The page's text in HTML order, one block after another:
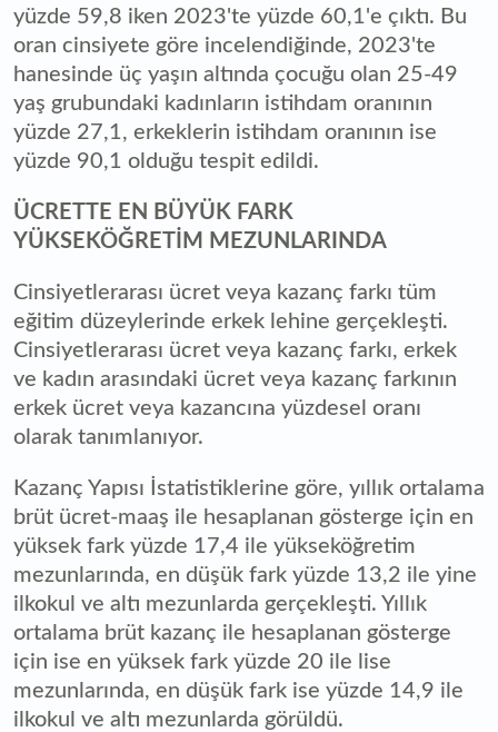
yüzde 59,8 iken 2023'te yüzde 60,1'e çıktı. Bu
oran cinsiyete göre incelendiğinde, 2023'te
hanesinde üç yaşın altında çocuğu olan 25-49
yaş grubundaki kadınların istihdam oranının
yüzde 27,1, erkeklerin istihdam oranının ise
yüzde 90,1 olduğu tespit edildi.
ÜCRETTE EN BÜYÜK FARK
YÜKSEKÖĞRETİM MEZUNLARINDA
Cinsiyetlerarası ücret veya kazanç farkı tüm
eğitim düzeylerinde erkek lehine gerçekleşti.
Cinsiyetlerarası ücret veya kazanç farkı, erkek
ve kadın arasındaki ücret veya kazanç farkının
erkek ücret veya kazancına yüzdesel oranı
olarak tanımlanıyor.
Kazanç Yapısı İstatistiklerine göre, yıllık ortalama
brüt ücret-maaş ile hesaplanan gösterge için en
yüksek fark yüzde 17,4 ile yükseköğretim
mezunlarında, en düşük fark yüzde 13,2 ile yine
ilkokul ve altı mezunlarda gerçekleşti. Yıllık
ortalama brüt kazanç ile hesaplanan gösterge
için ise en yüksek fark yüzde 20 ile lise
mezunlarında, en düşük fark ise yüzde 14,9 ile
ilkokul ve altı mezunlarda görüldü.